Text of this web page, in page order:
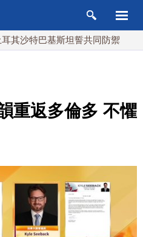
巴基斯坦誓共同防禦 漢光
重返多倫多 不懼